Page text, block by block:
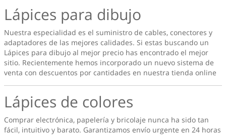
Lápices para dibujo
Nuestra especialidad es el suministro de cables, conectores y
adaptadores de las mejores calidades. Si estas buscando un
Lápices para dibujo al mejor precio has encontrado el mejor
sitio. Recientemente hemos incorporado un nuevo sistema de
venta con descuentos por cantidades en nuestra tienda online
Lápices de colores
Comprar electrónica, papelería y bricolaje nunca ha sido tan
fácil, intuitivo y barato. Garantizamos envío urgente en 24 horas